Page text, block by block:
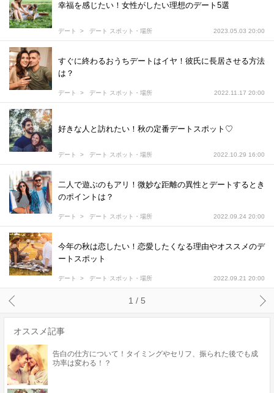
幸福を感じたい！女性がしたい理想のデート5選
デート デート スポット・場所 2023.05.03 20:00
すぐに終わるおうちデートはイヤ！彼氏に長居させる方法
は？
デート デート スポット・場所 2022.11.17 20:00
好きな人と訪れたい！秋の定番デートスポット♡
デート デート スポット・場所 2022.10.29 16:00
二人で遊ぶのもアリ！微妙な距離の異性とデートするとき
のポイントは？
デート デート スポット・場所 2022.09.24 20:00
今年の秋は恋したい！恋愛したくなる理由やオススメのデ
ートスポット
デート デート スポット・場所 2022.09.21 20:00
1 / 5
オススメ記事
告白の仕方について！タイミングやセリフ、振られた後でも成
功率は変わる！？